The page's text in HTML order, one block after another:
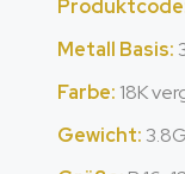
Metall Basis:
Farbe: 18K
Gewicht: 3.8G